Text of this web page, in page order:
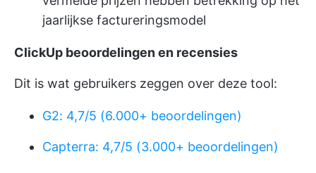
jaarlijkse factureringsmodel
ClickUp beoordelingen en recensies
Dit is wat gebruikers zeggen over deze tool:
G2: 4,7/5 (6.000+ beoordelingen)
Capterra: 4,7/5 (3.000+ beoordelingen)